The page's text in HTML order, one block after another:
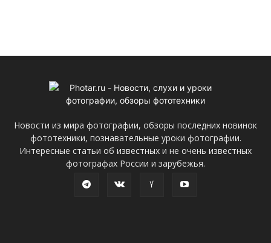
Новости из мира фотографии, обзоры последних новинок
фототехники, познавательные уроки фотографии.
Интересные статьи об известных и не очень известных
фотографах России и зарубежья.